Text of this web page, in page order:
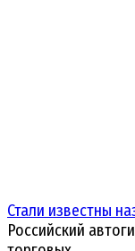
Стали известны
Российский